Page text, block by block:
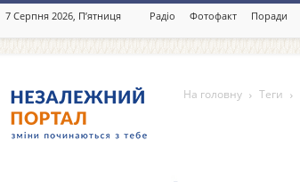
7 Серпня 2026, П’ятниця Радіо Фотофакт Поради
портал
Павлоград.dp.ua
На головну Теги